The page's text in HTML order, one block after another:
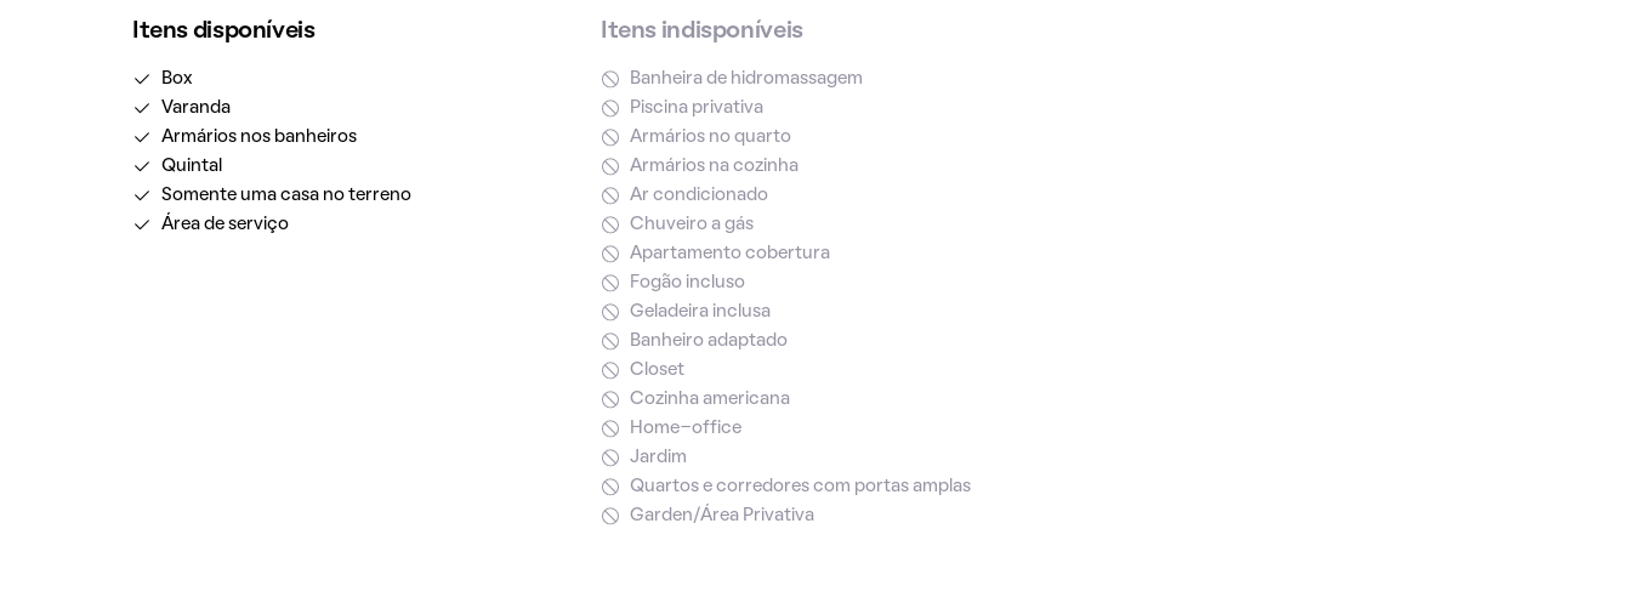
Itens disponíveis
Box
Varanda
Armários nos banheiros
Quintal
Somente uma casa no terreno
Área de serviço
Itens indisponíveis
Banheira de hidromassagem
Piscina privativa
Armários no quarto
Armários na cozinha
Ar condicionado
Chuveiro a gás
Apartamento cobertura
Fogão incluso
Geladeira inclusa
Banheiro adaptado
Closet
Cozinha americana
Home-office
Jardim
Quartos e corredores com portas amplas
Garden/Área Privativa